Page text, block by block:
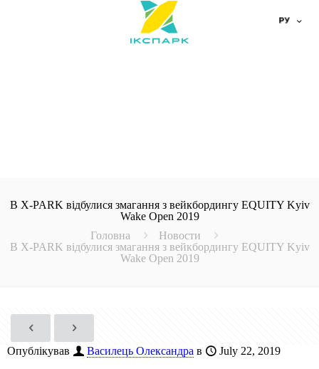
В X-PARK відбулися змагання з вейкбордингу EQUITY Kyiv
Wake Open 2019
Головна
Новости
В X-PARK відбулися змагання з вейкбордингу EQUITY Kyiv
Wake Open 2019
Опублікував Василець Олександра в July 22, 2019